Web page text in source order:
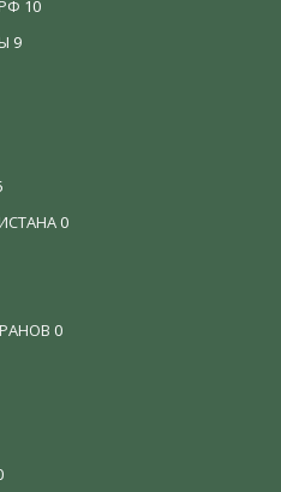
10
9
0
0